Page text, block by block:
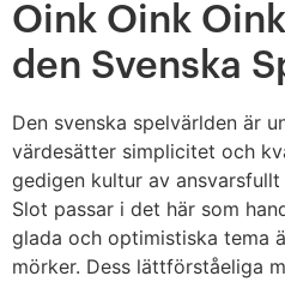
Oink Oink
den Svenska
Den svenska spelvärlden är
värdesätter simplicitet och
gedigen kultur av
Slot passar i det här som
glada och optimistiska tema
mörker. Dess lättförståeliga